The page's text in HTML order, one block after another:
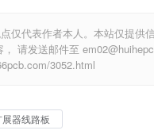
仅代表作者本人。本站仅提
请发送邮件至
3052.html
器线路板